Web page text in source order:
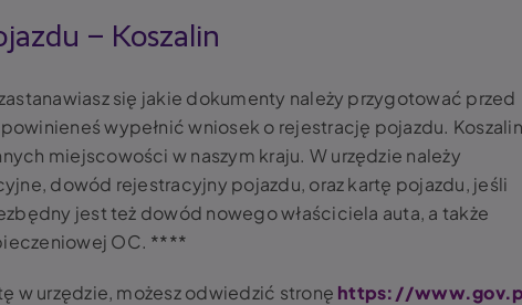
– Koszalin
się jakie dokumenty należy przygotować przed
wypełnićwniosek o rejestrację pojazdu. Koszalin
miejscowości w naszym kraju. W urzędzie należy
dowód rejestracyjny pojazdu, oraz kartę pojazdu, jeśli
jest też dowód nowego właściciela auta, a także
OC. ****
w urzędzie, możesz odwiedzić stronę https://